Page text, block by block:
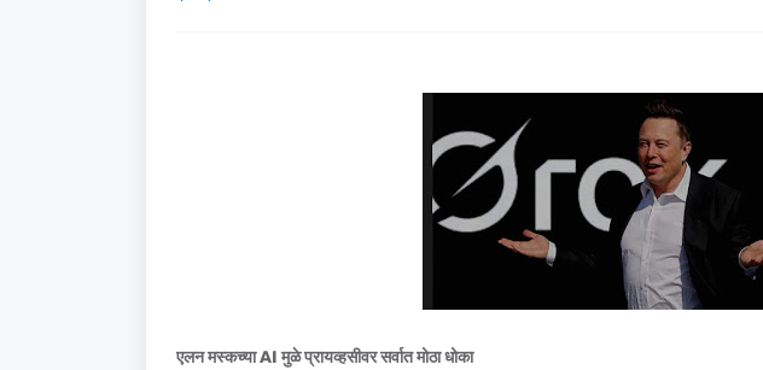
एलन मस्कच्या AI मुळे प्रायव्हसीवर सर्वात मोठा धोका